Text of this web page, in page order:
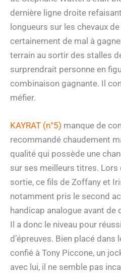
dernière ligne droite
longueurs sur les chevaux
certainement de mal à
terrain au sortir des stalles
surprendrait personne en
combinaison gagnante. Il
méfier.
KAYRAT (n°5) manque de
recommandé chaudement
qualité qui possède une
sur ses meilleurs titres. Lors
sortie, ce fils de Zoffany et
notamment pris le second
handicap analogue avant de
Il a donc le niveau pour
d’épreuves. Bien placé
confié à Tony Piccone, un
avec lui, il ne semble pas